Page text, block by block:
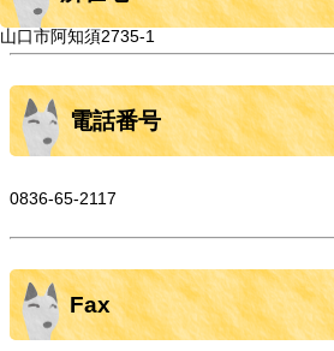
山口市阿知須2735-1
電話番号
0836-65-2117
Fax